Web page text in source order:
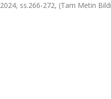
ss.266-272, (Tam Metin